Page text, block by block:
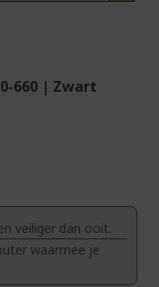
660 | Zwart
veiliger dan ooit.
waarmee je